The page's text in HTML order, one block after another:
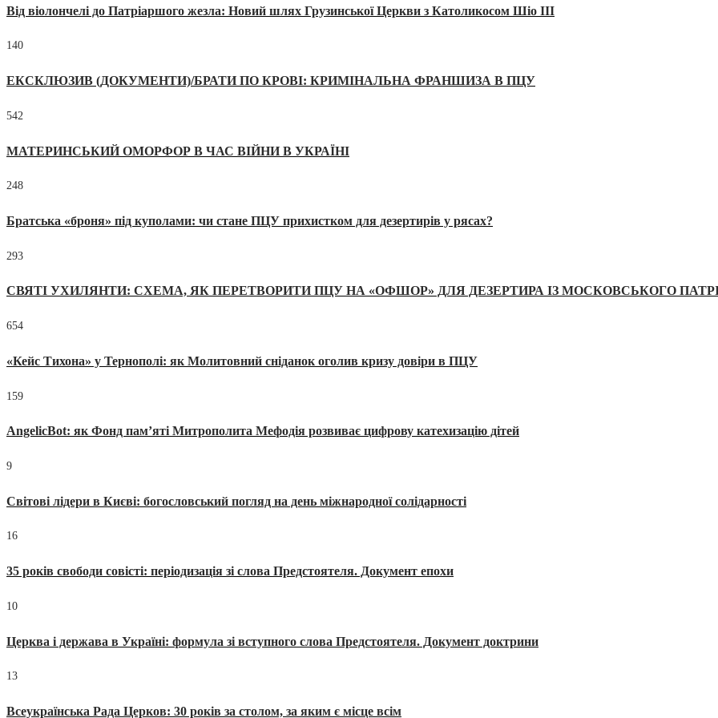
Від віолончелі до Патріаршого жезла: Новий шлях Грузинської Церкви з Католикосом Шіо III
140
ЕКСКЛЮЗИВ (ДОКУМЕНТИ)/БРАТИ ПО КРОВІ: КРИМІНАЛЬНА ФРАНШИЗА В ПЦУ
542
МАТЕРИНСЬКИЙ ОМОРФОР В ЧАС ВІЙНИ В УКРАЇНІ
248
Братська «броня» під куполами: чи стане ПЦУ прихистком для дезертирів у рясах?
293
СВЯТІ УХИЛЯНТИ: СХЕМА, ЯК ПЕРЕТВОРИТИ ПЦУ НА «ОФШОР» ДЛЯ ДЕЗЕРТИРА ІЗ МОСКОВСЬКОГО
654
«Кейс Тихона» у Тернополі: як Молитовний сніданок оголив кризу довіри в ПЦУ
159
AngelicBot: як Фонд пам’яті Митрополита Мефодія розвиває цифрову катехизацію дітей
9
Світові лідери в Києві: богословський погляд на день міжнародної солідарності
16
35 років свободи совісті: періодизація зі слова Предстоятеля. Документ епохи
10
Церква і держава в Україні: формула зі вступного слова Предстоятеля. Документ доктрини
13
Всеукраїнська Рада Церков: 30 років за столом, за яким є місце всім